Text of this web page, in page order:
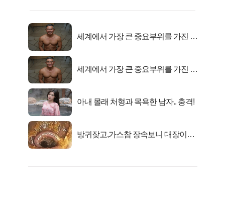
세계에서 가장 큰 중요부위를 가진 남
세계에서 가장 큰 중요부위를 가진 남
아내 몰래 처형과 목욕한 남자.. 충격!
방귀잦고,가스참 장속보니 대장이아